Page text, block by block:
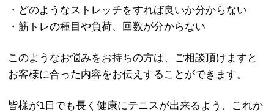
・どのようなストレッチをすれば良いか分からない
・筋トレの種目や負荷、回数が分からない
このようなお悩みをお持ちの方は、ご相談頂けますと
お客様に合った内容をお伝えすることができます。
皆様が1日でも長く健康にテニスが出来るよう、これか